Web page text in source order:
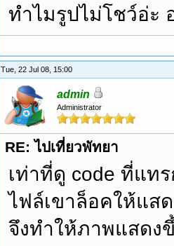
ทำไมรูปไม่โชว์อ่ะ
Tue, 22 Jul 08, 15:00
admin
Administrator
RE: ไปเที่ยวพัทยา
เท่าที่ดู code ที่แท
ไฟล์เขาล็อคให้แส
จึงทำให้ภาพแสดง